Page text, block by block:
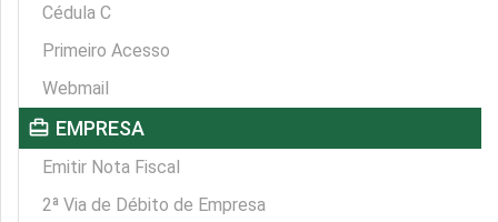
Cédula C
Primeiro Acesso
Webmail
card_travel EMPRESA
Emitir Nota Fiscal
2ª Via de Débito de Empresa